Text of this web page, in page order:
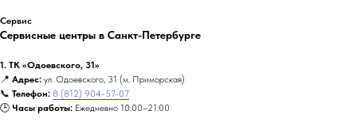
Сервис
Сервисные центры в Санкт-Петербурге
1. ТК «Одоевского, 31»
📍 Адрес: ул. Одоевского, 31 (м. Приморская)
📞 Телефон: 8 (812) 904-57-07
🕒 Часы работы: Ежедневно 10:00–21:00